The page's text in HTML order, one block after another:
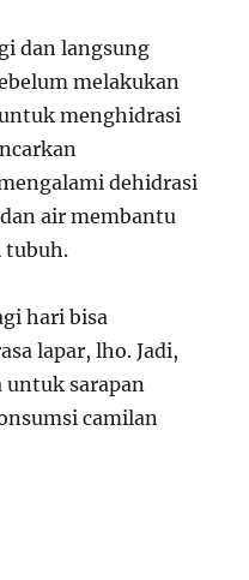
dan langsung
melakukan
menghidrasi
dehidrasi
air membantu
tubuh.
hari bisa
lapar, lho. Jadi,
untuk sarapan
camilan